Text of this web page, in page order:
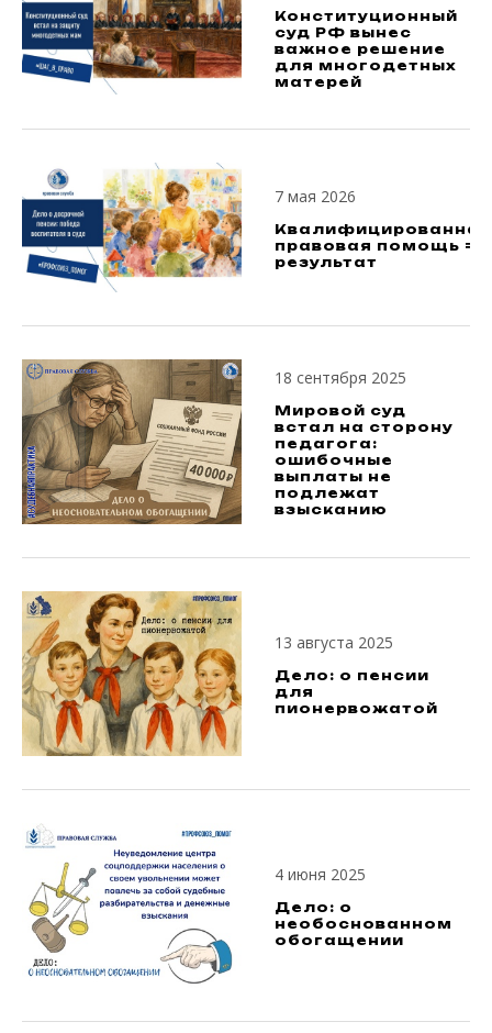
Конституционный
суд РФ вынес
важное решение
для многодетных
матерей
7 мая 2026
Квалифицированная
правовая помощь =
результат
18 сентября 2025
Мировой суд
встал на сторону
педагога:
ошибочные
выплаты не
подлежат
взысканию
13 августа 2025
Дело: о пенсии
для
пионервожатой
4 июня 2025
Дело: о
необоснованном
обогащении